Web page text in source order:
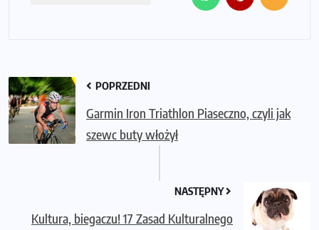
POPRZEDNI
Garmin Iron Triathlon Piaseczno, czyli jak
szewc buty włożył
NASTĘPNY
Kultura, biegaczu! 17 Zasad Kulturalnego